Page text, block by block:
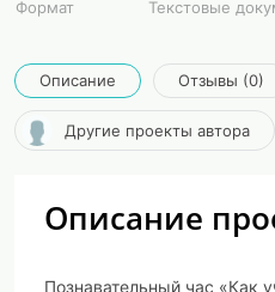
Формат
Текстовые
Описание Отзывы (0)
Другие проекты автора
Описание
Познавательный час «Как